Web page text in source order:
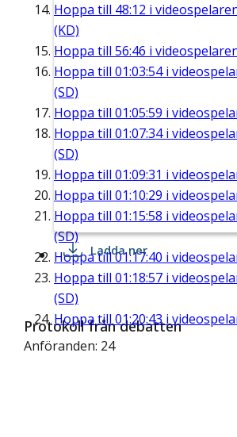
Hoppa till 48:12 i
(KD)
Hoppa till 56:46 i
Hoppa till 01:03:54i
(SD)
Hoppa till 01:05:59 i
Hoppa till 01:07:34i
(SD)
Hoppa till 01:09:31 i
Hoppa till 01:10:29 i
Hoppa till 01:15:58 i
(SD)
Hoppa till01:17:40 i
Hoppa till 01:18:57 i
(SD)
Hoppa till 01:20:43 i
Ladda ner
Protokoll från debatten
Anföranden: 24